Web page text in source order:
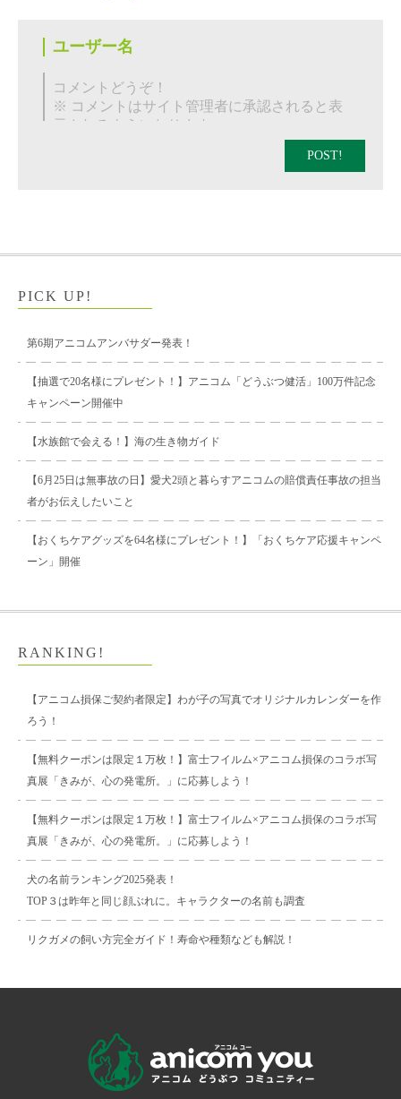
POST!
PICK UP!
第6期アニコムアンバサダー発表！
【抽選で20名様にプレゼント！】アニコム「どうぶつ健活」100万件記念
キャンペーン開催中
【水族館で会える！】海の生き物ガイド
【6月25日は無事故の日】愛犬2頭と暮らすアニコムの賠償責任事故の担当
者がお伝えしたいこと
【おくちケアグッズを64名様にプレゼント！】「おくちケア応援キャンペ
ーン」開催
RANKING!
【アニコム損保ご契約者限定】わが子の写真でオリジナルカレンダーを作
ろう！
【無料クーポンは限定１万枚！】富士フイルム×アニコム損保のコラボ写
真展「きみが、心の発電所。」に応募しよう！
【無料クーポンは限定１万枚！】富士フイルム×アニコム損保のコラボ写
真展「きみが、心の発電所。」に応募しよう！
犬の名前ランキング2025発表！
TOP３は昨年と同じ顔ぶれに。キャラクターの名前も調査
リクガメの飼い方完全ガイド！寿命や種類なども解説！